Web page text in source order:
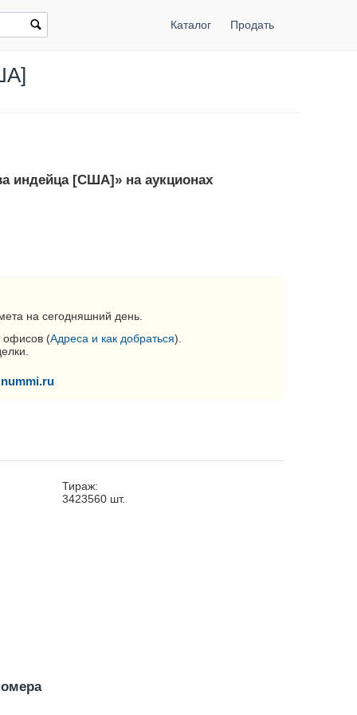
Каталог Продать
индейца [США]» на аукционах
на сегодняшний день.
офисов (Адреса и как добраться).
Тираж:
3423560 шт.